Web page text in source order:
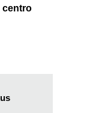
centro